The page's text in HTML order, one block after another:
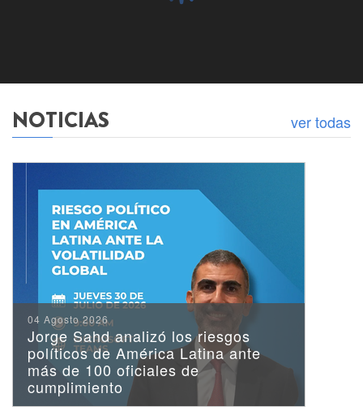
CEIUC y Reformismo21
realizaron la primera
edición de la Escuela
Iberoamericana de
Liderazgo en Santiago
NOTICIAS ver todas
04 Agosto 2026
Jorge Sahd analizó los riesgos
políticos de América Latina ante
más de 100 oficiales de
cumplimiento